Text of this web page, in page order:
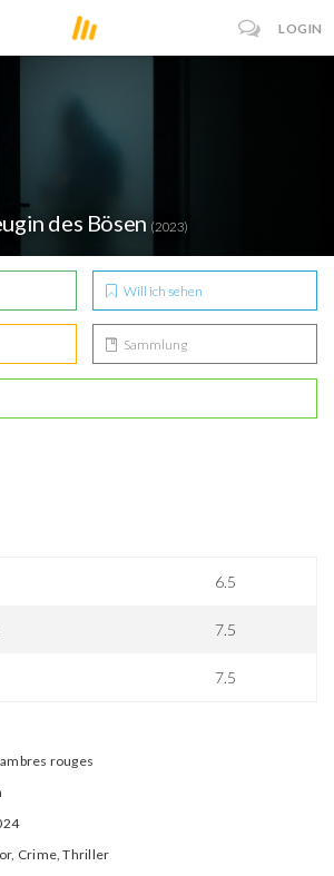
LOGIN
des Bösen (2023)
Will ich sehen
Sammlung
6.5
7.5
7.5
rouges
Crime, Thriller